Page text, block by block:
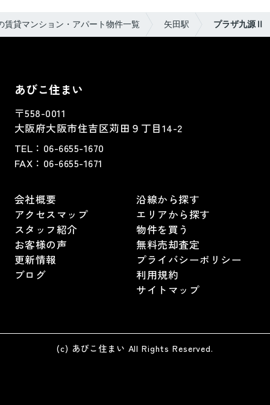
賃貸マンション・アパート物件一覧 矢田駅 プラザ九源Ⅱ
あびこ住まい
〒558-0011
大阪府大阪市住吉区苅田９丁目14-2
TEL： 06-6655-1670
FAX： 06-6655-1671
会社概要
アクセスマップ
スタッフ紹介
お客様の声
更新情報
ブログ
沿線から探す
エリアから探す
物件を買う
無料売却査定
プライバシーポリシー
利用規約
サイトマップ
(c) あびこ住まい All Rights Reserved.